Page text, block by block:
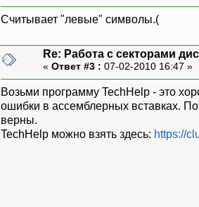
for (int i=0; i<100;
printf("%d",dat[i]);
off=FP_OFF(dat);
segm=FP_SEG(dat);
Считывает "левые" символы.(
Re: Работа с секторами
« Ответ #3 : 07-02-2010 16:47 »
Возьми программу TechHelp - это
ошибки в ассемблерных вставках.
верны.
TechHelp можно взять здесь: https://